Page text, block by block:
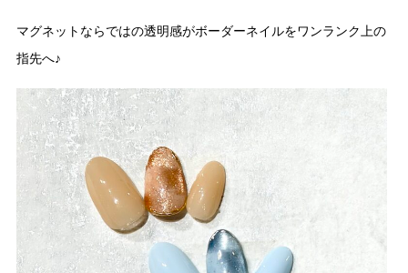
マグネットならではの透明感がボーダーネイルをワンランク上の
指先へ♪